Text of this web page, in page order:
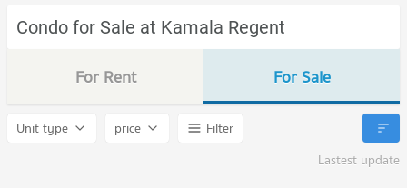
Condo for Sale at Kamala Regent
For Rent For Sale
Unit type price
Filter
Lastest update